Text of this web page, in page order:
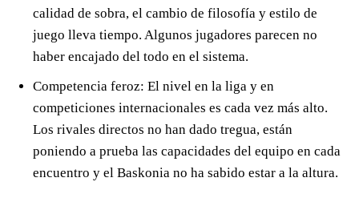
calidad de sobra, el cambio de filosofía y estilo de
juego lleva tiempo. Algunos jugadores parecen no
haber encajado del todo en el sistema.
Competencia feroz: El nivel en la liga y en
competiciones internacionales es cada vez más alto.
Los rivales directos no han dado tregua, están
poniendo a prueba las capacidades del equipo en cada
encuentro y el Baskonia no ha sabido estar a la altura.